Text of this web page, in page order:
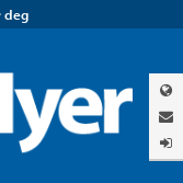
deg